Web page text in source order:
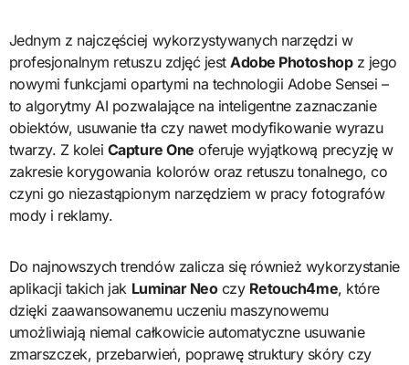
Jednym z najczęściej wykorzystywanych narzędzi w
profesjonalnym retuszu zdjęć jestAdobe Photoshopz jego
nowymi funkcjami opartymi na technologii Adobe Sensei –
to algorytmy AI pozwalające na inteligentne zaznaczanie
obiektów, usuwanie tła czy nawet modyfikowanie wyrazu
twarzy. Z kolei Capture One oferuje wyjątkową precyzję w
zakresie korygowania kolorów oraz retuszu tonalnego, co
czyni go niezastąpionym narzędziem w pracy fotografów
mody i reklamy.
Do najnowszych trendów zalicza się również wykorzystanie
aplikacji takich jak Luminar Neoczy Retouch4me, które
dzięki zaawansowanemu uczeniu maszynowemu
umożliwiają niemal całkowicie automatyczne usuwanie
zmarszczek, przebarwień, poprawę struktury skóry czy